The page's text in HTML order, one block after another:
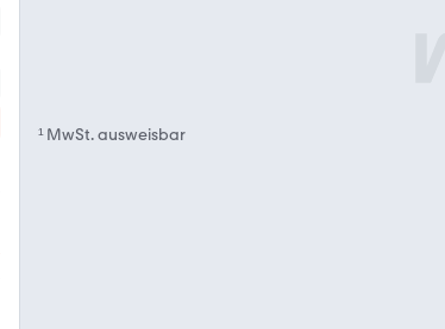
¹MwSt. ausweisbar